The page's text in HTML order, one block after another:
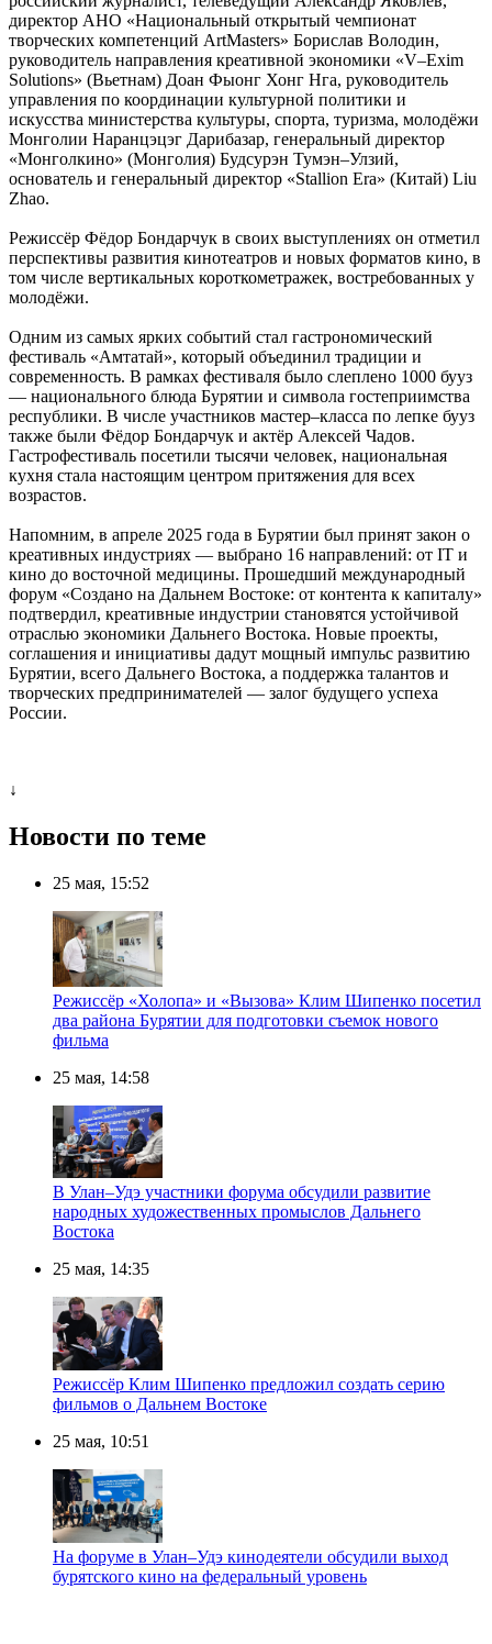
директор АНО «Национальный открытый чемпионат
творческих компетенций ArtMasters» Борислав Володин,
руководитель направления креативной экономики «V–Exim
Solutions» (Вьетнам) Доан Фыонг Хонг Нга, руководитель
управления по координации культурной политики и
искусства министерства культуры, спорта, туризма, молодёжи
Монголии Наранцэцэг Дарибазар, генеральный директор
«Монголкино» (Монголия) Будсурэн Тумэн–Улзий,
основатель и генеральный директор «Stallion Era» (Китай) Liu
Zhao.
Режиссёр Фёдор Бондарчук в своих выступлениях он отметил
перспективы развития кинотеатров и новых форматов кино, в
том числе вертикальных короткометражек, востребованных у
молодёжи.
Одним из самых ярких событий стал гастрономический
фестиваль «Амтатай», который объединил традиции и
современность. В рамках фестиваля было слеплено 1000 бууз
— национального блюда Бурятии и символа гостеприимства
республики. В числе участников мастер–класса по лепке бууз
также были Фёдор Бондарчук и актёр Алексей Чадов.
Гастрофестиваль посетили тысячи человек, национальная
кухня стала настоящим центром притяжения для всех
возрастов.
Напомним, в апреле 2025 года в Бурятии был принят закон о
креативных индустриях — выбрано 16 направлений: от IT и
кино до восточной медицины. Прошедший международный
форум «Создано на Дальнем Востоке: от контента к капиталу»
подтвердил, креативные индустрии становятся устойчивой
отраслью экономики Дальнего Востока. Новые проекты,
соглашения и инициативы дадут мощный импульс развитию
Бурятии, всего Дальнего Востока, а поддержка талантов и
творческих предпринимателей — залог будущего успеха
России.
↓
Новости по теме
25 мая, 15:52
Режиссёр «Холопа» и «Вызова» Клим Шипенко посетил
два района Бурятии для подготовки съемок нового
фильма
25 мая, 14:58
В Улан–Удэ участники форума обсудили развитие
народных художественных промыслов Дальнего
Востока
25 мая, 14:35
Режиссёр Клим Шипенко предложил создать серию
фильмов о Дальнем Востоке
25 мая, 10:51
На форуме в Улан–Удэ кинодеятели обсудили выход
бурятского кино на федеральный уровень